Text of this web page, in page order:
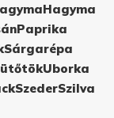
Hagyma
Paprika
Sárgarépa
Uborka
SzederSzilva